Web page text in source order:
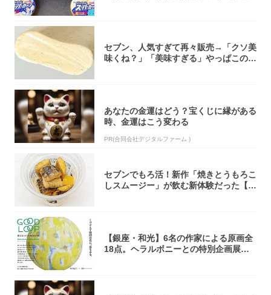
セブン、人気すぎて再々販売→「クソ美
味くね？」「美味すぎる」やっぱこのク
あなたの金運はどう？宝くじに縁がある
時、金運はこう変わる
PR(合同会社デジタルファーム )
セブンでもろ活！新作「焼きとうもろこ
しスムージー」が飲む新体験だった【東
【銀座・和光】6名の作家による原画全
18点。ヘラルボニーとの特別企画展「G